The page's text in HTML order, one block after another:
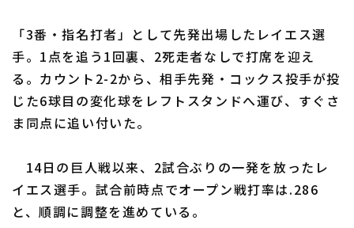
オリックス・バファローズ
福岡ソフトバンクホークス
「3番・指名打者」として先発出場したレイエス選
手。1点を追う1回裏、2死走者なしで打席を迎え
る。カウント2-2から、相手先発・コックス投手が投
じた6球目の変化球をレフトスタンドへ運び、すぐさ
ま同点に追い付いた。
14日の巨人戦以来、2試合ぶりの一発を放ったレ
イエス選手。試合前時点でオープン戦打率は.286
と、順調に調整を進めている。